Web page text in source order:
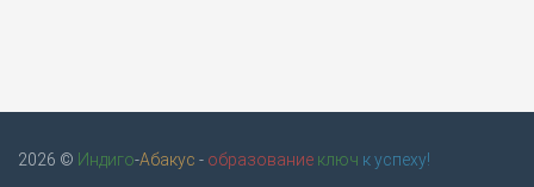
2026 © Индиго-Абакус - образование ключ к успеху!